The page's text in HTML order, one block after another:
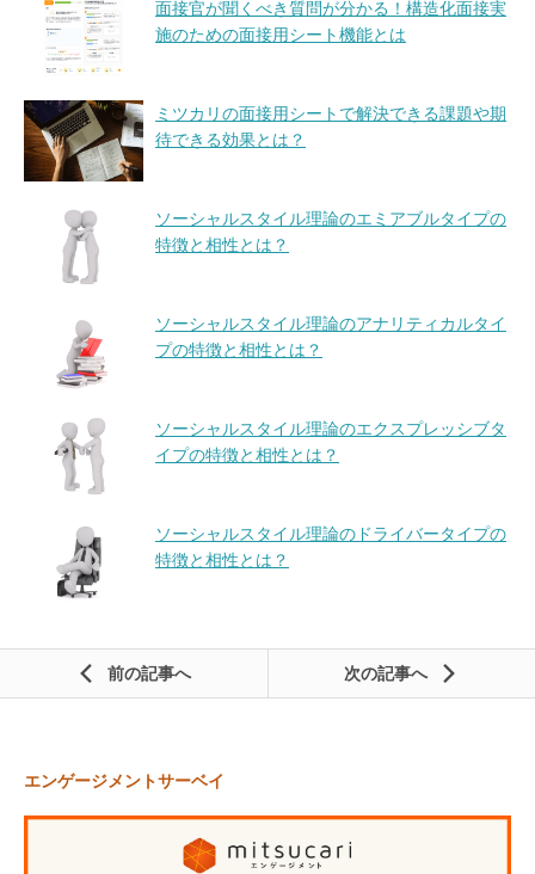
面接官が聞くべき質問が分かる！構造化面接実
施のための面接用シート機能とは
ミツカリの面接用シートで解決できる課題や期
待できる効果とは？
ソーシャルスタイル理論のエミアブルタイプの
特徴と相性とは？
ソーシャルスタイル理論のアナリティカルタイ
プの特徴と相性とは？
ソーシャルスタイル理論のエクスプレッシブタ
イプの特徴と相性とは？
ソーシャルスタイル理論のドライバータイプの
特徴と相性とは？
前の記事 次の記事
エンゲージメントサーベイ